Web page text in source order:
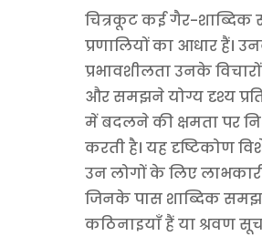
चित्रकूट कई गैर-शाब्दिक
प्रणालियों का आधार हैं।
प्रभावशीलता उनके
और समझने योग्य दृश्य
में बदलने की क्षमता पर
करती है। यह दृष्टिकोण
उन लोगों के लिए
जिनके पास शाब्दिक
कठिनाइयाँ हैं या श्रवण